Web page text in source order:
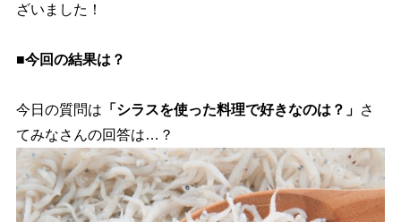
ざいました！
■今回の結果は？
今日の質問は 「シラスを使った料理で好きなのは？」 さ
てみなさんの回答は…？